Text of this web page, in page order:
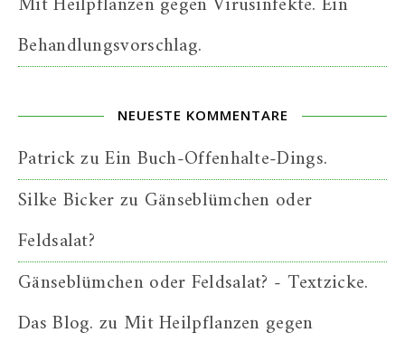
Behandlungsvorschlag.
NEUESTE KOMMENTARE
PatrickzuEin Buch-Offenhalte-Dings.
Silke Bickerzu Gänseblümchen oder
Feldsalat?
Gänseblümchen oder Feldsalat? - Textzicke.
Das Blog. zu Mit Heilpflanzen gegen